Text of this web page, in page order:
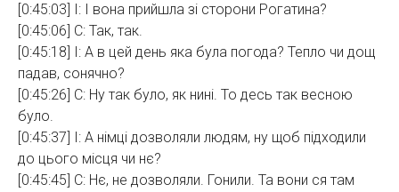
[0:45:03] І: І вона прийшла зі сторони Рогатина?
[0:45:06] С: Так, так.
[0:45:18] І: А в цей день яка була погода? Тепло чи дощ
падав, сонячно?
[0:45:26] С: Ну так було, як нині. То десь так весною
було.
[0:45:37] І: А німці дозволяли людям, ну щоб підходили
до цього місця чи нє?
[0:45:45] С: Нє, не дозволяли. Гонили. Та вони ся там